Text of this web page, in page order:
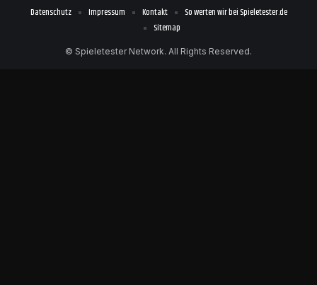
© Spieletester Network. All Rights Reserved.
Datenschutz Impressum Kontakt
So werten wir bei Spieletester.de
Sitemap